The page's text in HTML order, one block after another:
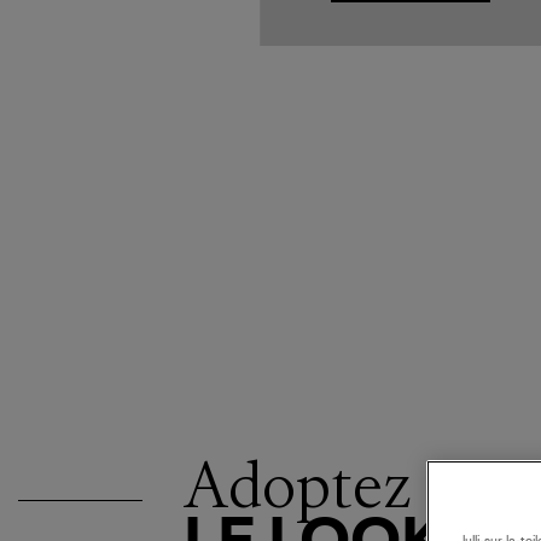
Adoptez